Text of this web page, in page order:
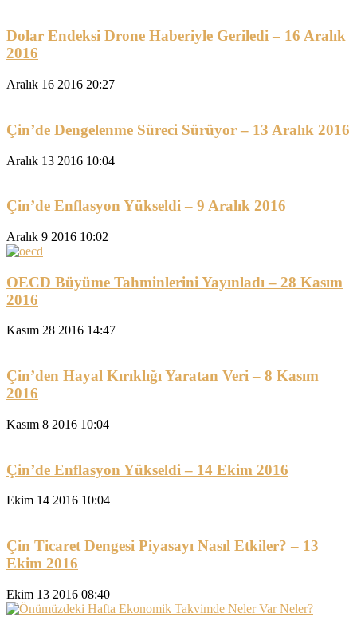
Dolar Endeksi Drone Haberiyle Geriledi – 16 Aralık
2016
Aralık 16 2016 20:27
Çin’de Dengelenme Süreci Sürüyor – 13 Aralık 2016
Aralık 13 2016 10:04
Çin’de Enflasyon Yükseldi – 9 Aralık 2016
Aralık 9 2016 10:02
OECD Büyüme Tahminlerini Yayınladı – 28 Kasım
2016
Kasım 28 2016 14:47
Çin’den Hayal Kırıklığı Yaratan Veri – 8 Kasım
2016
Kasım 8 2016 10:04
Çin’de Enflasyon Yükseldi – 14 Ekim 2016
Ekim 14 2016 10:04
Çin Ticaret Dengesi Piyasayı Nasıl Etkiler? – 13
Ekim 2016
Ekim 13 2016 08:40